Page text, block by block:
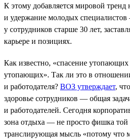
К этому добавляется мировой тренд
и удержание молодых
у сотрудников старше 30 лет,
карьере и позициях.
Как известно, «спасение
утопающих». Так ли это в
и работодателя? ВОЗ утверждает,
здоровье сотрудников — общая
и работодателей. Сегодня
зона отдыха — не просто фишка
транслирующая мысль «потому что